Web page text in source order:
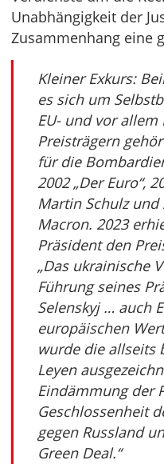
Unabhängigkeit der
Zusammenhang eine
Kleiner Exkurs:
es sich um
EU- und vor allem
Preisträgern
für die
2002 „Der Euro“,
Martin Schulz und
Macron. 2023
Präsident den
„Das ukrainische
Führung seines
Selenskyj … auch
europäischen
wurde die allseits
Leyen
Eindämmung der
Geschlossenheit
gegen Russland
Green Deal.“